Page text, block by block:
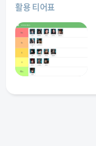
활용 티어표